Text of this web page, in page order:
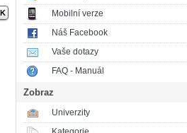
Mobilní verze
Náš Facebook
Vaše dotazy
FAQ - Manuál
Zobraz
Univerzity